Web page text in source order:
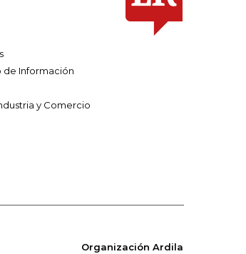
de Información
y Comercio
Organización Ardila